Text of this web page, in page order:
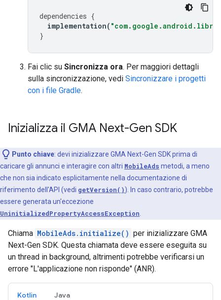
dependencies {
implementation(
}
Fai clic su Sincronizza ora. Per maggiori dettagli
sulla sincronizzazione, vedi Sincronizzare i progetti
con i file Gradle.
Inizializza il GMA Next-Gen SDK
Punto chiave: devi inizializzare GMA Next-Gen SDKprima di
caricare gli annunci e interagire con altri MobileAds metodi, a meno
che non sia indicato esplicitamente nella documentazione di
riferimento dell'API (vedi getVersion()). In caso contrario, potrebbe
essere generata un'eccezione
UninitializedPropertyAccessException
Chiama MobileAds.initialize() per inizializzare GMA
Next-Gen SDK. Questa chiamata deve essere eseguita su
un thread in background, altrimenti potrebbe verificarsi un
errore "L'applicazione non risponde" (ANR).
Kotlin Java